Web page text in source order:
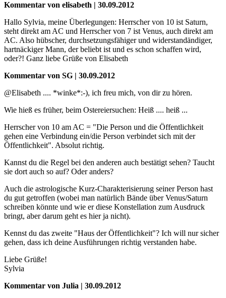
Kommentar von elisabeth | 30.09.2012
Hallo Sylvia, meine Überlegungen: Herrscher von 10 ist Saturn,
steht direkt am AC und Herrscher von 7 ist Venus, auch direkt am
AC. Also hübscher, durchsetzungsfähiger und widerstandändiger,
hartnäckiger Mann, der beliebt ist und es schon schaffen wird,
oder?! Ganz liebe Grüße von Elisabeth
Kommentar von SG | 30.09.2012
@Elisabeth .... *winke*:-), ich freu mich, von dir zu hören.
Wie hieß es früher, beim Ostereiersuchen: Heiß .... heiß ...
Herrscher von 10 am AC = "Die Person und die Öffentlichkeit
gehen eine Verbindung ein/die Person verbindet sich mit der
Öffentlichkeit". Absolut richtig.
Kannst du die Regel bei den anderen auch bestätigt sehen? Taucht
sie dort auch so auf? Oder anders?
Auch die astrologische Kurz-Charakterisierung seiner Person hast
du gut getroffen (wobei man natürlich Bände über Venus/Saturn
schreiben könnte und wie er diese Konstellation zum Ausdruck
bringt, aber darum geht es hier ja nicht).
Kennst du das zweite "Haus der Öffentlichkeit"? Ich will nur sicher
gehen, dass ich deine Ausführungen richtig verstanden habe.
Liebe Grüße!
Sylvia
Kommentar von Julia | 30.09.2012